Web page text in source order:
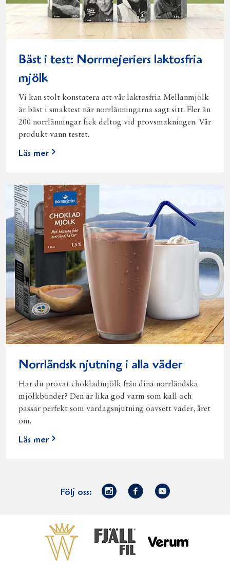
Bäst i test: Norrmejeriers laktosfria
mjölk
Vi kan stolt konstatera att vår laktosfria Mellanmjölk
är bäst i smaktest när norrlänningarna sagt sitt. Fler än
200 norrlänningar fick deltog vid provsmakningen. Vår
produkt vann testet.
Läs mer
Norrländsk njutning i alla väder
Har du provat chokladmjölk från dina norrländska
mjölkbönder? Den är lika god varm som kall och
passar perfekt som vardagsnjutning oavsett väder, året
om.
Läs mer
Följ oss:
Norrmejerier
Facebook
Youtube
Gör gott för
Norrländska
VästerbottensostFjällfil